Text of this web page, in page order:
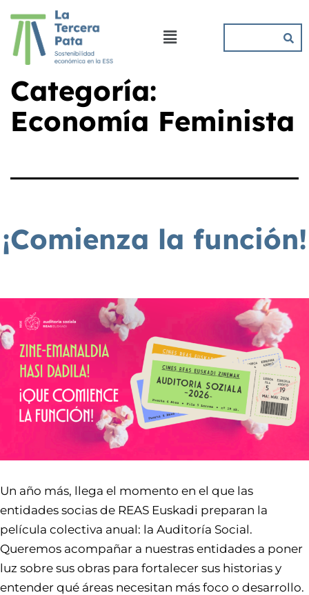
Categoría:
Economía Feminista
¡Comienza la función!
Un año más, llega el momento en el que las
entidades socias de REAS Euskadi preparan la
película colectiva anual: la Auditoría Social.
Queremos acompañar a nuestras entidades a poner
luz sobre sus obras para fortalecer sus historias y
entender qué áreas necesitan más foco o desarrollo.